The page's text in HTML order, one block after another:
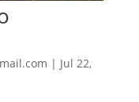
| Jul 22,